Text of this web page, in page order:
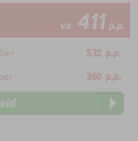
va 411 p.p.
532 p.p.
360 p.p.